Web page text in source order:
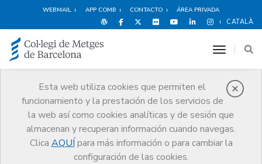
WEBMAIL APP COMB CONTACTO ÁREA PRIVADA
CATALÀ
Esta web utiliza cookies que permiten el
funcionamiento y la prestación de los servicios de
la web así como cookies analíticas y de sesión que
almacenan y recuperan información cuando navegas.
Clica AQUÍ para más información o para cambiar la
configuración de las cookies.
toggle
Ventajas y
descuentos
Servicios Otros servicios Ventajas y descuentos Vehículos